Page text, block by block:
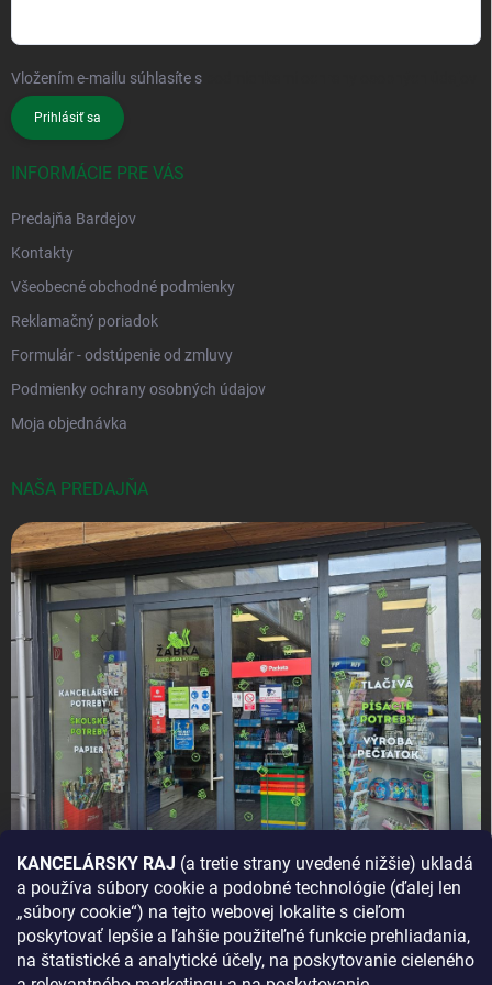
KANCELÁRSKY RAJ (a tretie strany uvedené nižšie) ukladá
a používa súbory cookie a podobné technológie (ďalej len
„súbory cookie“) na tejto webovej lokalite s cieľom
poskytovať lepšie a ľahšie použiteľné funkcie prehliadania,
na štatistické a analytické účely, na poskytovanie cieleného
Vložením e-mailu súhlasíte s
Prihlásiť sa
INFORMÁCIE PRE VÁS
Predajňa Bardejov
Kontakty
Všeobecné obchodné podmienky
Reklamačný poriadok
Formulár - odstúpenie od zmluvy
Podmienky ochrany osobných údajov
Moja objednávka
NAŠA PREDAJŇA
AKO SA K NÁM DOSTANETE?